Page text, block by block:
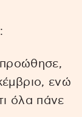
ενώ
όλα πάνε